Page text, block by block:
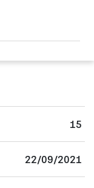
15
22/09/2021